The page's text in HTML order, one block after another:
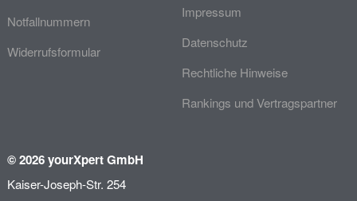
Notfallnummern
Widerrufsformular
Impressum
Datenschutz
Rechtliche Hinweise
Rankings und Vertragspartner
© 2026 yourXpert GmbH
Kaiser-Joseph-Str. 254